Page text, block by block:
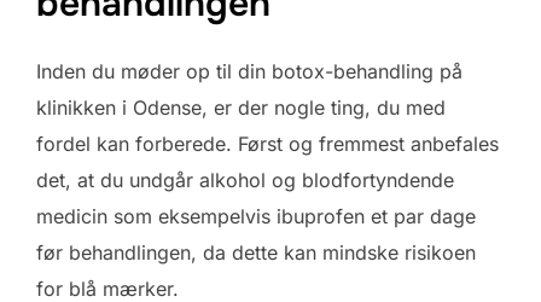
Inden du møder op til din botox-behandling på
klinikken i Odense, er der nogle ting, du med
fordel kan forberede. Først og fremmest anbefales
det, at du undgår alkohol og blodfortyndende
medicin som eksempelvis ibuprofen et par dage
før behandlingen, da dette kan mindske risikoen
for blå mærker.